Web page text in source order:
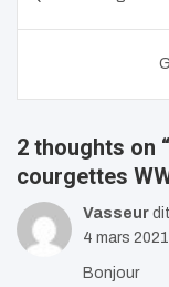
de
2 thoughts on “
courgettes
Vasseur
4 mars
Bonjour